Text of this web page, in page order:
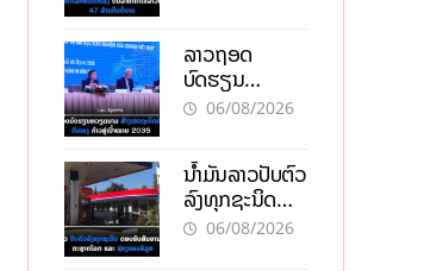
ລາວຖອດ
ບົດຮຽນ
ຫວຽດນາມ ສ້າງ
ເປົ້າໝາຍ 2035
06/08/2026
ນໍ້າມັນລາວປັບຕົວ
ລົງທຸກຊະນິດ
ຕອບຮັບສັນຍານ
06/08/2026